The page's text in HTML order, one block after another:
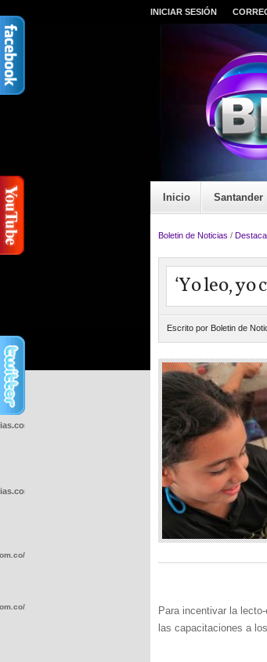
INICIAR SESIÓN
Inicio Santander
Boletin de Noticias /
‘Yo leo, yo
Escrito por Boletin de
Para incentivar la
las capacitaciones a
wp-
wp-
wp-
wp-